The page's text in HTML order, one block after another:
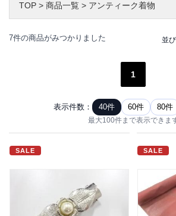
TOP > 商品一覧 > アンティーク着物
7件の商品がみつかりました 並
1
表示件数： 40件 60件 80件
最大100件まで表示できま
SALE SALE